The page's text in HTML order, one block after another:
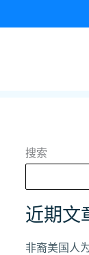
搜索
近期文
非裔美国人